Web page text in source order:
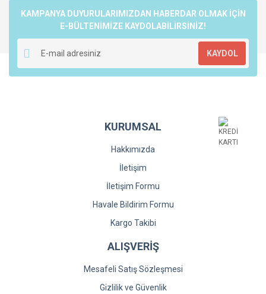
KAMPANYA DUYURULARIMIZDAN HABERDAR OLMAK İÇİN
E-BÜLTENİMİZE KAYDOLABİLİRSİNİZ!
KAYDOL
KURUMSAL
Hakkımızda
İletişim
İletişim Formu
Havale Bildirim Formu
Kargo Takibi
ALIŞVERİŞ
Mesafeli Satış Sözleşmesi
Gizlilik ve Güvenlik